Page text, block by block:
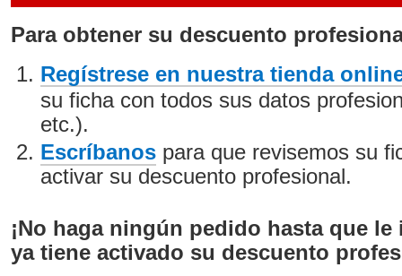
Para obtener su descuento
Regístrese en nuestra tienda
su ficha con todos sus datos
etc.).
Escríbanos para que revisemos su
activar su descuento profesional.
¡No haga ningún pedido hasta que
ya tiene activado su descuento